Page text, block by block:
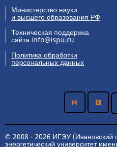
Министерство науки
и высшего образования РФ
Техническая поддержка
сайта info@ispu.ru
Политика обработки
персональных данных
© 2008 - 2026 ИГЭУ (Ивановский
энергетический университет